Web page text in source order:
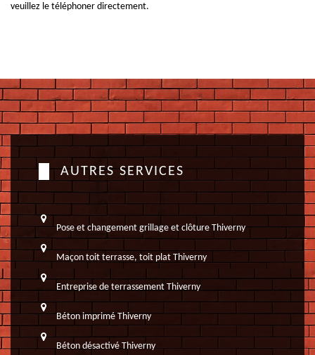
veuillez le téléphoner directement.
AUTRES SERVICES
Pose et changement grillage et clôture Thiverny
Maçon toit terrasse, toit plat Thiverny
Entreprise de terrassement Thiverny
Béton imprimé Thiverny
Béton désactivé Thiverny